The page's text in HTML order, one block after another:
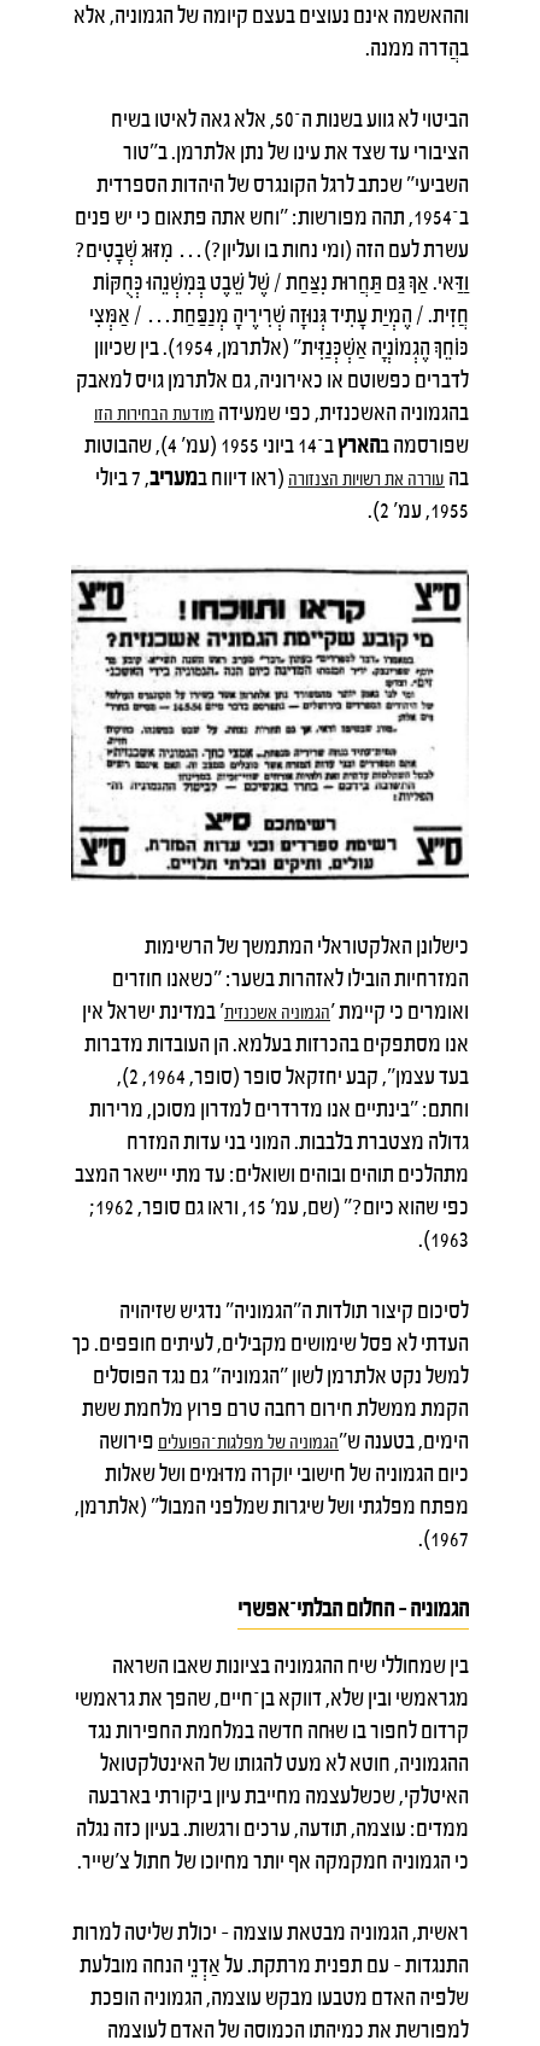
וההאשמה אינם נעוצים בעצם קיומה של הגמוניה, אלא
בהֲדרה ממנה.
הביטוי לא גווע בשנות ה־50, אלא גאה לאיטו בשיח
הציבורי עד שצד את עינו של נתן אלתרמן. ב"טור
השביעי" שכתב לרגל הקונגרס של היהדות הספרדית
ב־1954, תהה מפורשות: "וחש אתה פתאום כי יש פנים
עשרת לעם הזה (ומי נחות בו ועליון?)… מִזּוּג שְׁבָטִים?
וַדַּאי. אַךְ גַּם תַּחֲרוּת נִצַּחַת / שֶׁל שֵׁבֶט בְּמִשְׁנֵהוּ כְּחֻקּוֹת
חֲזִית. / הֶמְיַת עָתִיד גְּנוּזָה שְׁרִירֶיהָ מְנַפַּחַת… / אַמְּצִי
כּוֹחֵךְ הֶגְמוֹנְיָה אַשְׁכְּנַזִּית" (אלתרמן, 1954). בין שכיוון
לדברים כפשוטם או כאירוניה, גם אלתרמן גויס למאבק
בהגמוניה האשכנזית, כפי שמעידה מודעת הבחירות הזו
שפורסמה בהארץ
ב־14 ביוני 1955 (עמ' 4), שהבוטות
בה עוררה את רשויות הצנזורה (ראו דיווח במעריב
, 7 ביולי
1955, עמ' 2).
כישלונן האלקטוראלי המתמשך של הרשימות
המזרחיות הובילו לאזהרות בשער: "כשאנו חוזרים
ואומרים כי קיימת 'הגמוניה אשכנזית' במדינת ישראל אין
אנו מסתפקים בהכרזות בעלמא. הן העובדות מדברות
בעד עצמן", קבע יחזקאל סופר (סופר, 1964, 2),
וחתם: "בינתיים אנו מדרדרים למדרון מסוכן, מרירות
גדולה מצטברת בלבבות. המוני בני עדות המזרח
מתהלכים תוהים ובוהים ושואלים: עד מתי יישאר המצב
כפי שהוא כיום?" (שם, עמ' 15, וראו גם סופר, 1962;
1963).
לסיכום קיצור תולדות ה"הגמוניה" נדגיש שזיהויה
העדתי לא פסל שימושים מקבילים, לעיתים חופפים. כך
למשל נקט אלתרמן לשון "הגמוניה" גם נגד הפוסלים
הקמת ממשלת חירום רחבה טרם פרוץ מלחמת ששת
הימים, בטענה ש"הגמוניה של מפלגות־הפועלים פירושה
כיום הגמוניה של חישובי יוקרה מדוּמים ושל שאלות
מפתח מפלגתי ושל שיגרות שמלפני המבול" (אלתרמן,
1967).
הגמוניה – החלום הבלתי־אפשרי
בין שמחוללי שיח ההגמוניה בציונות שאבו השראה
מגראמשי ובין שלא, דווקא בן־חיים, שהפך את גראמשי
קרדום לחפור בו שוּחה חדשה במלחמת החפירות נגד
ההגמוניה, חוטא לא מעט להגותו של האינטלקטואל
האיטלקי, שכשלעצמה מחייבת עיון ביקורתי בארבעה
ממדים: עוצמה, תודעה, ערכים ורגשות. בעיון כזה נגלה
כי הגמוניה חמקמקה אף יותר מחיוכו של חתול צ'שייר.
ראשית, הגמוניה מבטאת עוצמה – יכולת שליטה למרות
התנגדות – עם תפנית מרתקת. על אַדְנֵי הנחה מובלעת
שלפיה האדם מטבעו מבקש עוצמה, הגמוניה הופכת
למפורשת את כמיהתו הכמוסה של האדם לעוצמה